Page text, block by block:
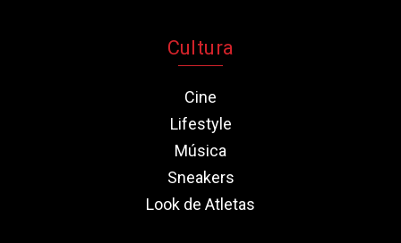
Cultura
Cine
Lifestyle
Música
Sneakers
Look de Atletas